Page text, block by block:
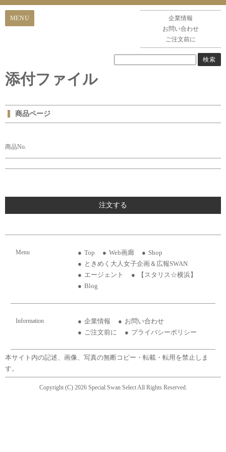
企業情報
お問い合わせ
ご注文前に
添付ファイル
商品ページ
商品No.
注文する
Menu Top Web画廊
Shop
ときめく大人女子企画＆広報SWAN
エージェント
【スタリス☆横浜】
Blog
Information 企業情報
お問い合わせ
ご注文前に
プライバシーポリシー
本サイト内の記述、画像、写真の無断コピー・転載・転用を禁止しま
す。
Copyright (C) 2026 Special Swan Select All Rights Reserved.